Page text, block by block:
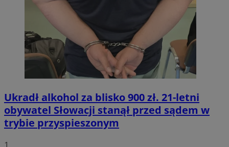
Ukradł alkohol za blisko 900 zł. 21-letni
obywatel Słowacji stanął przed sądem w
trybie przyspieszonym